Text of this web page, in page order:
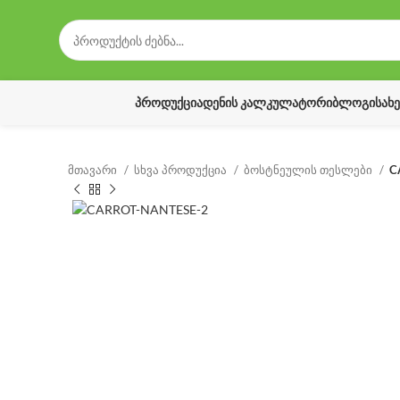
ᲞᲠᲝᲓᲣᲥᲪᲘᲐᲓᲔᲜᲘᲡ ᲙᲐᲚᲙᲣᲚᲐᲢᲝᲠᲘᲑᲚᲝᲒᲘ
მთავარი სხვა პროდუქცია ბოსტნეულის თესლები